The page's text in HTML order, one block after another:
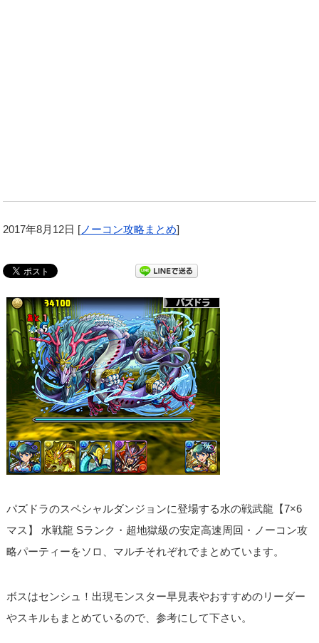
2017年8月12日 [ ノーコン攻略まとめ]
パズドラのスペシャルダンジョンに登場する水の戦武龍【7×6
マス】 水戦龍 Sランク・超地獄級の安定高速周回・ノーコン攻
略パーティーをソロ、マルチそれぞれでまとめています。
ボスはセンシュ！出現モンスター早見表やおすすめのリーダー
やスキルもまとめているので、参考にして下さい。